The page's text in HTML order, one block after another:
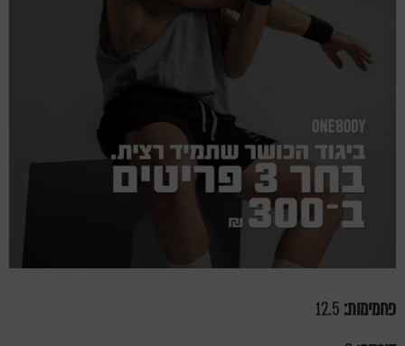
פחמימות: